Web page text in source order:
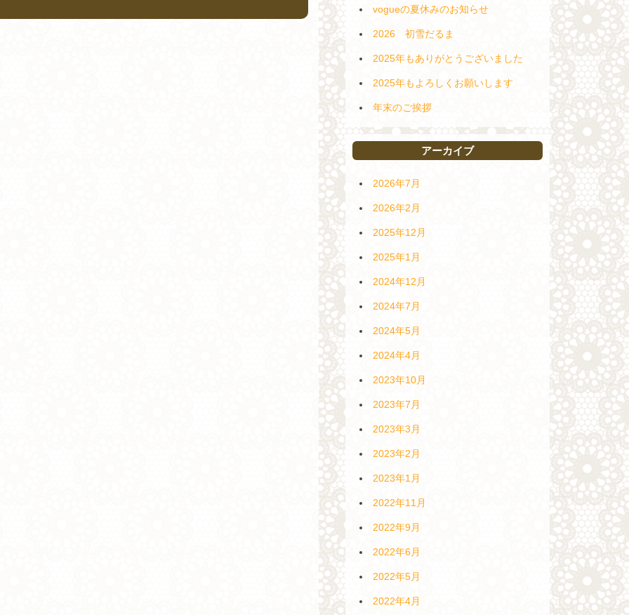
vogueの夏休みのお知らせ
2026 初雪だるま
2025年もありがとうございました
2025年もよろしくお願いします
年末のご挨拶
アーカイブ
2026年7月
2026年2月
2025年12月
2025年1月
2024年12月
2024年7月
2024年5月
2024年4月
2023年10月
2023年7月
2023年3月
2023年2月
2023年1月
2022年11月
2022年9月
2022年6月
2022年5月
2022年4月